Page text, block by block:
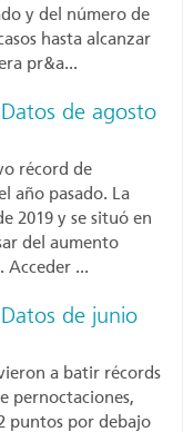
y del número de
hasta alcanzar
pr&a...
de agosto
récord de
año pasado. La
2019 y se situó en
del aumento
Acceder ...
de junio
a batir récords
pernoctaciones,
puntos por debajo